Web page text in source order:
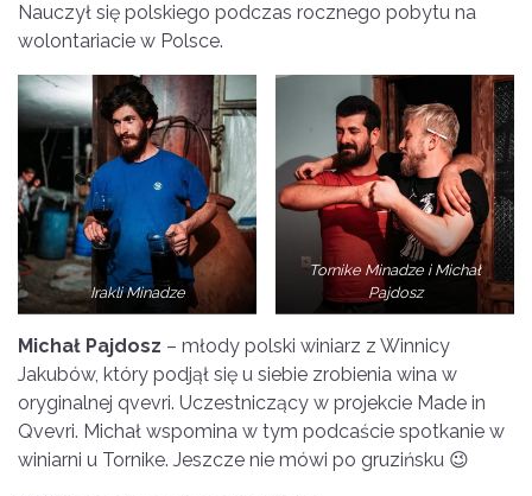
Nauczył się polskiego podczas rocznego pobytu na
wolontariacie w Polsce.
Irakli Minadze
Tornike Minadze i Michał
Pajdosz
Michał Pajdosz – młody polski winiarz z Winnicy
Jakubów, który podjął się u siebie zrobienia wina w
oryginalnej qvevri. Uczestniczący w projekcie Made in
Qvevri. Michał wspomina w tym podcaście spotkanie w
winiarni u Tornike. Jeszcze nie mówi po gruzińsku 😉